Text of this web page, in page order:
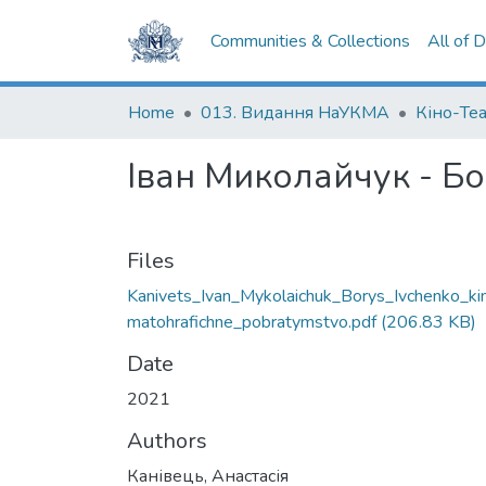
Communities & Collections All of
Home 013. Видання НаУКМА Кіно-
Іван Миколайчук -
Files
matohrafichne_pobratymstvo.pdf(206.83 KB)
Date
2021
Authors
Канівець, Анастасія